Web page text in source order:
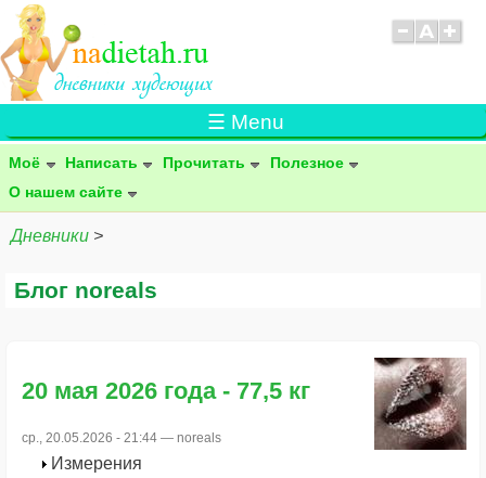
☰ Menu
Моё Написать Прочитать
Полезное
О нашем сайте
Дневники >
Блог noreals
20 мая 2026 года - 77,5 кг
ср., 20.05.2026 - 21:44 — noreals
Измерения